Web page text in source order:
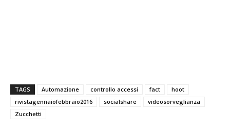
TAGS Automazione controllo accessi fact
hoot
rivistagennaiofebbraio2016
socialshare
videosorveglianza
Zucchetti